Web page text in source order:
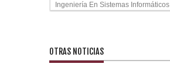
Ingeniería En Sistemas Informáticos
OTRAS NOTICIAS